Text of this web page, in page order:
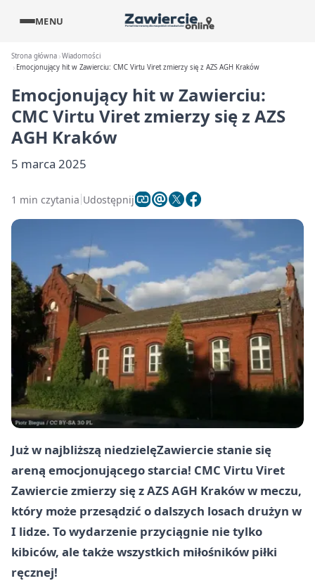
MENU
Strona główna Wiadomości
Emocjonujący hit w Zawierciu: CMC Virtu Viret zmierzy się z AZS AGH Kraków
Emocjonujący hit w Zawierciu:
CMC Virtu Viret zmierzy się z AZS
AGH Kraków
5 marca 2025
1 min czytania Udostępnij
Już w najbliższą niedzielęZawierciestanie się
areną emocjonującego starcia! CMC Virtu Viret
Zawierciezmierzy się z AZS AGH Krakóww meczu,
który może przesądzić o dalszych losach drużyn w
I lidze. To wydarzenie przyciągnie nie tylko
kibiców, ale także wszystkich miłośników piłki
ręcznej!